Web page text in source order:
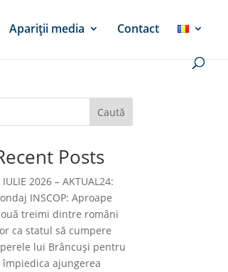
Apariții media Contact
Caută
Posts
IULIE 2026 – AKTUAL24:
INSCOP: Aproape
treimi dintre români
ca statul să cumpere
lui Brâncuşi pentru
împiedica ajungerea